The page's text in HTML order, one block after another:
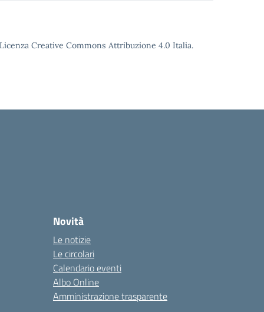
Creative Commons Attribuzione 4.0 Italia.
Novità
Le notizie
Le circolari
Calendario eventi
Albo Online
Amministrazione trasparente